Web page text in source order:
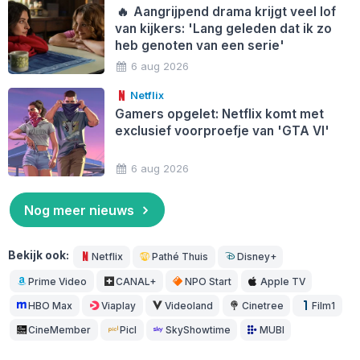
🔥 Aangrijpend drama krijgt veel lof
van kijkers: 'Lang geleden dat ik zo
heb genoten van een serie'
6 aug 2026
Netflix
Gamers opgelet: Netflix komt met
exclusief voorproefje van 'GTA VI'
6 aug 2026
Nog meer nieuws
Bekijk ook: Netflix Pathé Thuis Disney+
Prime Video CANAL+ NPO Start Apple TV
HBO Max Viaplay Videoland Cinetree Film1
CineMember Picl SkyShowtime MUBI